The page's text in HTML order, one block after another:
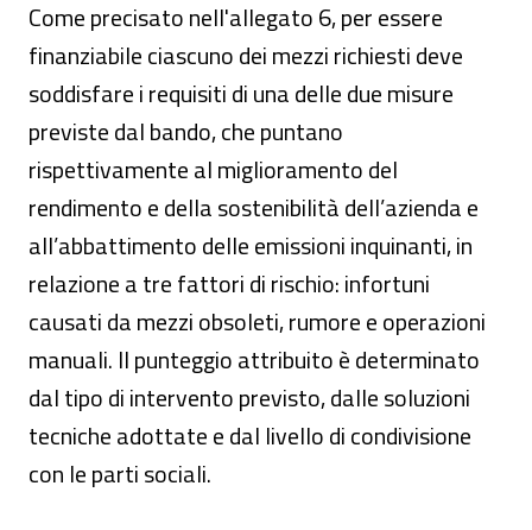
Come precisato nell'allegato 6, per essere
finanziabile ciascuno dei mezzi richiesti deve
soddisfare i requisiti di una delle due misure
previste dal bando, che puntano
rispettivamente al miglioramento del
rendimento e della sostenibilità dell’azienda e
all’abbattimento delle emissioni inquinanti, in
relazione a tre fattori di rischio: infortuni
causati da mezzi obsoleti, rumore e operazioni
manuali. Il punteggio attribuito è determinato
dal tipo di intervento previsto, dalle soluzioni
tecniche adottate e dal livello di condivisione
con le parti sociali.